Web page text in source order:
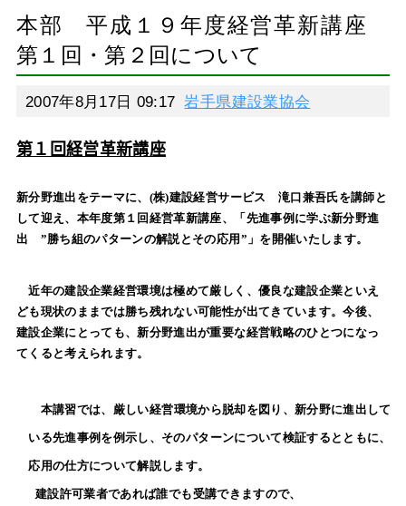
本部 平成１９年度経営革新講座
第１回・第２回について
2007年8月17日 09:17 岩手県建設業協会
第１回経営革新講座
新分野進出をテーマに、(株)建設経営サービス 滝口兼吾氏を講師と
して迎え、本年度第１回経営革新講座、「先進事例に学ぶ新分野進
出 ”勝ち組のパターンの解説とその応用”」を開催いたします。
近年の建設企業経営環境は極めて厳しく、優良な建設企業といえ
ども現状のままでは勝ち残れない可能性が出てきています。今後、
建設企業にとっても、新分野進出が重要な経営戦略のひとつになっ
てくると考えられます。
本講習では、厳しい経営環境から脱却を図り、新分野に進出して
いる先進事例を例示し、そのパターンについて検証するとともに、
応用の仕方について解説します。
建設許可業者であれば誰でも受講できますので、